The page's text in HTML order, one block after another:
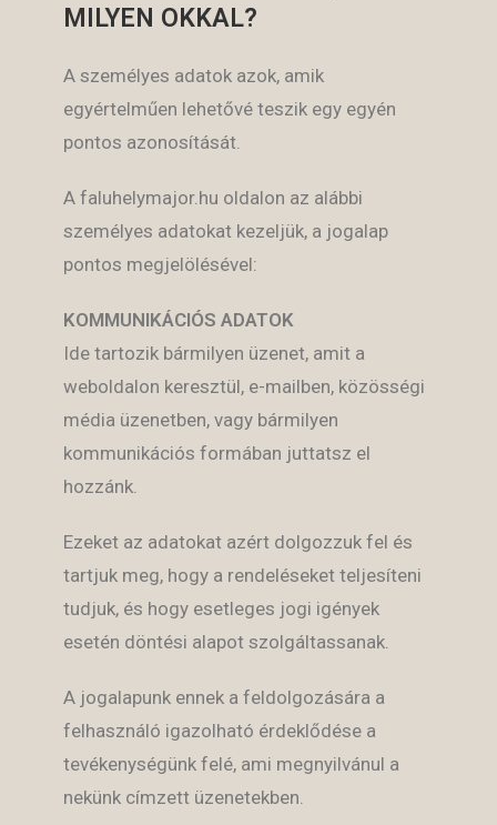
MILYEN OKKAL?
A személyes adatok azok, amik
egyértelműen lehetővé teszik egy egyén
pontos azonosítását.
A faluhelymajor.hu oldalon az alábbi
személyes adatokat kezeljük, a jogalap
pontos megjelölésével:
KOMMUNIKÁCIÓS ADATOK
Ide tartozik bármilyen üzenet, amit a
weboldalon keresztül, e-mailben, közösségi
média üzenetben, vagy bármilyen
kommunikációs formában juttatsz el
hozzánk.
Ezeket az adatokat azért dolgozzuk fel és
tartjuk meg, hogy a rendeléseket teljesíteni
tudjuk, és hogy esetleges jogi igények
esetén döntési alapot szolgáltassanak.
A jogalapunk ennek a feldolgozására a
felhasználó igazolható érdeklődése a
tevékenységünk felé, ami megnyilvánul a
nekünk címzett üzenetekben.